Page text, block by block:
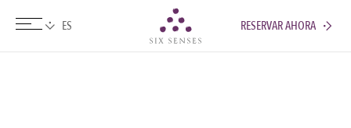
Six sensesRESERVAR AHORA